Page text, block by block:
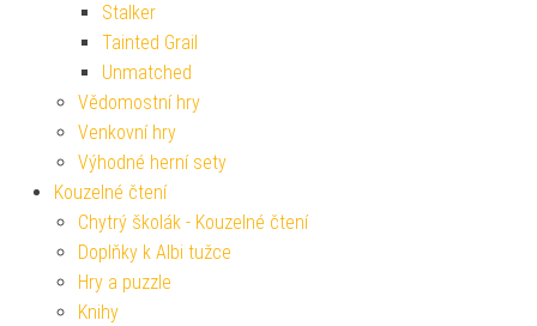
Stalker
Tainted Grail
Unmatched
Vědomostní hry
Venkovní hry
Výhodné herní sety
Kouzelné čtení
Chytrý školák - Kouzelné čtení
Doplňky k Albi tužce
Hry a puzzle
Knihy